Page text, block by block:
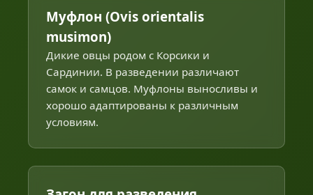
Муфлон (Ovis orientalis
musimon)
Дикие овцы родом с Корсики и
Сардинии. В разведении различают
самок и самцов. Муфлоны выносливы и
хорошо адаптированы к различным
условиям.